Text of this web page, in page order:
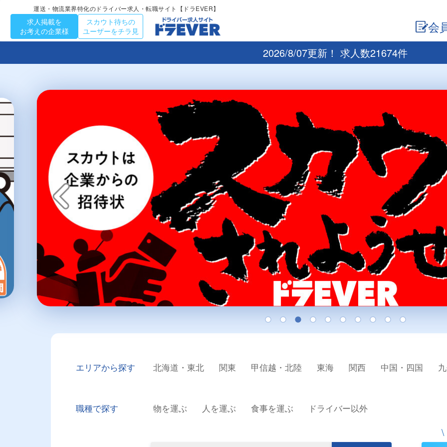
運送・物流業界特化のドライバー求人・転職サイト【ドラEVER】
求人掲載を
お考えの企業様
スカウト待ちの
ユーザーをチラ見
会
2026/8/07更新！ 求人数21674件
エリアから探す 北海道・東北 関東 甲信越・北陸 東海 関西 中国・四国
職種で探す 物を運ぶ 人を運ぶ 食事を運ぶ ドライバー以外